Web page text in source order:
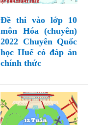
Đề thi vào lớp 10
môn Hóa (chuyên)
2022 Chuyên Quốc
học Huế có đáp án
chính thức